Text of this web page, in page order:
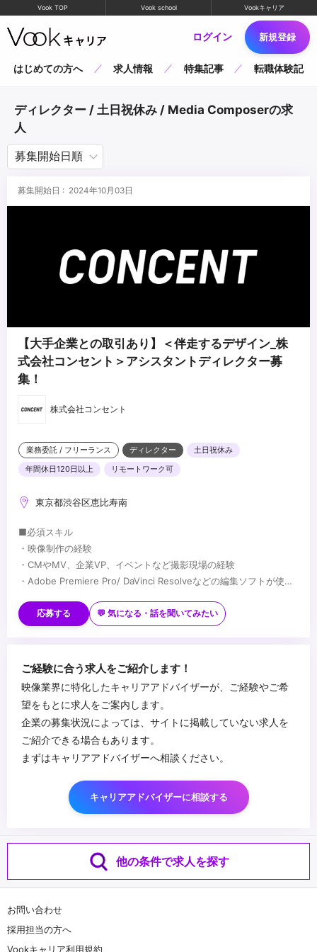
Vook TOP Vook school Vookキャリア
ログイン 新規登録
はじめての方へ 求人情報 特集記事 転職体験記
ディレクター / 土日祝休み / Media Composerの求
人
募集開始日 : 2024年10月03日
【大手企業との取引あり】＜伴走するデザイン_株
式会社コンセント＞アシスタントディレクター募
集！
株式会社コンセント
業務委託 / フリーランス ディレクター
土日祝休み
年間休日120日以上
リモートワーク可
東京都渋谷区恵比寿南
■必須スキル
・映像制作の経験
・CMやMV、企業VP、イベントなど撮影現場の経験
・Adobe Premiere Pro/ DaVinci Resolveなどの編集ソフトが使用
・パワーポイント、エクセルなどの事務ソフトが使用できる
・Adobe Illustlator,Photoshopなどのデザインソフトが使用できる
・VR/AR/XRへの興味関心
・企画提案が得意・好きな方
...
応募する 💬 気になる・話を聞いてみたい
ご経験に合う求人をご紹介します！
映像業界に特化したキャリアアドバイザーが、ご経験やご希
望をもとに求人をご案内します。
企業の募集状況によっては、サイトに掲載していない求人を
ご紹介できる場合もあります。
まずはキャリアアドバイザーへ相談ください。
キャリアアドバイザーに相談する
他の条件で求人を探す
お問い合わせ
採用担当の方へ
Vookキャリア利用規約